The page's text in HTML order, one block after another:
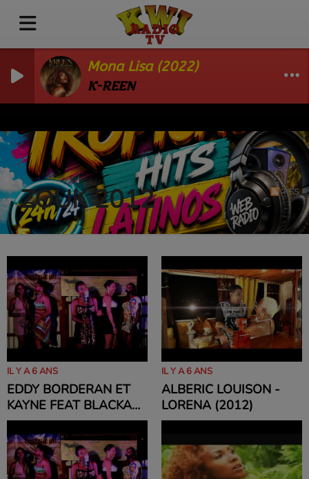
Mona Lisa (2022)
K-REEN
ZOUK 2012 RSS
IL Y A 6 ANS
EDDY BORDERAN ET
KAYNE FEAT BLACKA
WANTED - TOUTE LA
NUIT (2012)
IL Y A 6 ANS
ALBERIC LOUISON -
LORENA (2012)